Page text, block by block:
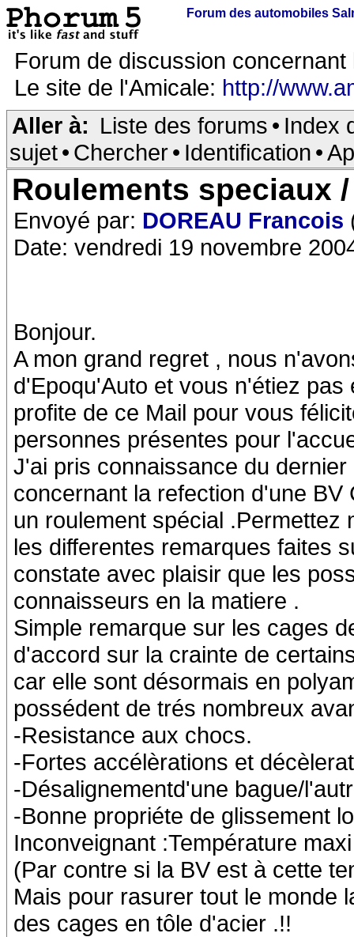
Forum des automobiles
Forum de discussion
Le site de l'Amicale: http://
Aller à: Liste des forums • Index
sujet• Chercher• Identification •
Roulements speciaux
Envoyé par: DOREAU Francois
Date: vendredi 19 novembre
Bonjour.
A mon grand regret , nous
d'Epoqu'Auto et vous n'étiez
profite de ce Mail pour vous
personnes présentes pour
J'ai pris connaissance du
concernant la refection d'une
un roulement spécial
les differentes remarques faites
constate avec plaisir que les
connaisseurs en la matiere .
Simple remarque sur les cages
d'accord sur la crainte de
car elle sont désormais en
possédent de trés nombreux
-Resistance aux chocs.
-Fortes accélèrations et
-Désalignementd'une bague/
-Bonne propriéte de glissement
Inconveignant :Température
(Par contre si la BV est à cette
Mais pour rasurer tout le monde
des cages en tôle d'acier .!!